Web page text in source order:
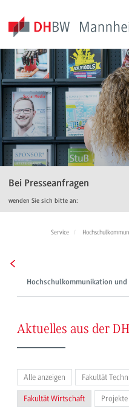
Bei Presseanfragen
wenden Sie sich bitte an:
Service
Hochschulkommunikation und
Aktuelles aus der
Alle anzeigen Fakultät
Fakultät Wirtschaft Projekte